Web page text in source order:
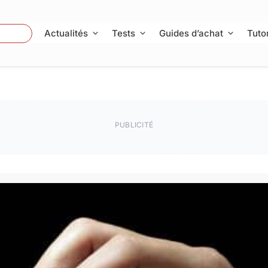
Actualités Tests Guides d’achat
PUBLICITÉ